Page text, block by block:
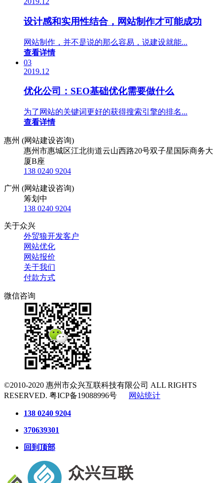
设计感和实用性结合，网站制作才可能成功
网站制作，并不是说的那么容易，说建设就能...
查看详情
03
2019.12
优化公司：SEO基础优化需要做什么
为了网站的关键词更好的获得搜索引擎的排名...
查看详情
惠州 (网站建设咨询)
惠州市惠城区江北街道云山西路20号双子星国际商务大
厦B座
138 0240 9204
广州 (网站建设咨询)
筹划中
138 0240 9204
关于众兴
外贸狼开发客户
网站优化
网站报价
关于我们
付款方式
微信咨询
©2010-2020 惠州市众兴互联科技有限公司 ALL RIGHTS
RESERVED. 粤ICP备19088996号 网站统计
138 0240 9204
370639301
回到顶部